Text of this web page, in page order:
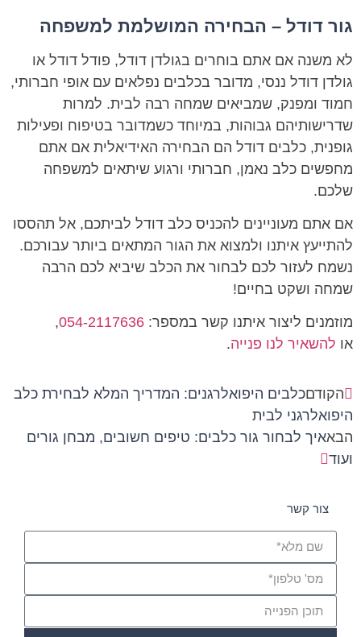
גור דודל – הבחירה המושלמת למשפחה
לא משנה אם אתם בוחרים בגולדן דודל, פודל דודל או
גולדן דודל ננסי, מדובר בכלבים נפלאים עם אופי חברותי,
חמוד ומפנק, שמביאים שמחה רבה לבית. למרות
שדרישותיהם גבוהות, במיוחד כשמדובר בטיפוח ופעילות
גופנית, כלבים דודל הם הבחירה האידיאלית אם אתם
מחפשים כלב נאמן, חברותי ורגוע שיתאים למשפחה
שלכם.
אם אתם מעוניינים להכניס כלב דודל לביתכם, אל תהססו
להתייעץ איתנו ולמצוא את הגור המתאים ביותר עבורכם.
נשמח לעזור לכם לבחור את הכלב שיביא לכם הרבה
שמחה ושקט בחיים!
מוזמנים ליצור איתנו קשר במספר: 054-2117636
,
או להשאיר לנו פנייה.
הקודםכלבים היפואלרגנים: המדריך המלא לבחירת כלב
היפואלרגני לבית
הבאאיך לבחור גור כלבים: טיפים חשובים, מבחן גורים
ועוד
צור קשר